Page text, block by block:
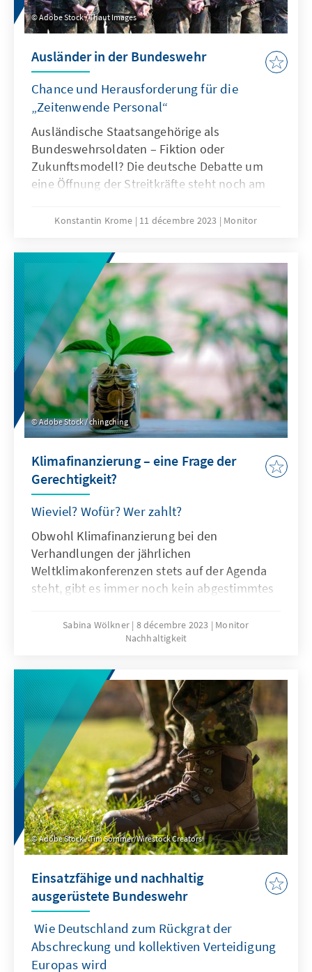
Adobe Stock / Thaut Images
Ausländer in der Bundeswehr
Chance und Herausforderung für die
„Zeitenwende Personal“
Ausländische Staatsangehörige als
Bundeswehrsoldaten – Fiktion oder
Zukunftsmodell? Die deutsche Debatte um
eine Öffnung der Streitkräfte steht noch am
Fahrplan. Klar ist: Absicht, Umsetzung und
müssen konstruktiv und ergebnissoffen
diskutiert werden.
Konstantin Krome 11 décembre 2023 Monitor
Adobe Stock / chingching
Klimafinanzierung – eine Frage der
Gerechtigkeit?
Wieviel? Wofür? Wer zahlt?
Obwohl Klimafinanzierung bei den
Verhandlungen der jährlichen
Weltklimakonferenzen stets auf der Agenda
steht, gibt es immer noch kein abgestimmtes
systemische Risiken das finanzielle
Engagement im Globalen Süden und mit den
Risiko für Korruption zu. Die Wirksamkeit von
Klimafinanzierung ist nicht nur von der Höhe
der Gelder abhängig, sondern auch von guter
Regierungsführung und
rechenschaftspflichtigen Institutionen.
Sabina Wölkner 8 décembre 2023
Monitor
Nachhaltigkeit
Adobe Stock / Tim Sommer/Wirestock Creators
Einsatzfähige und nachhaltig
ausgerüstete Bundeswehr
Wie Deutschland zum Rückgrat der
Abschreckung und kollektiven Verteidigung
Europas wird